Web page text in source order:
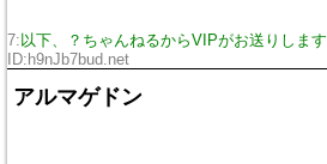
7: 以下、？ちゃんねるからVIPがお送りします
ID:h9nJb7bud.net
アルマゲドン